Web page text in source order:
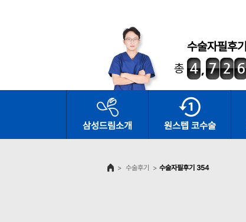
수술자필후기
총
삼성드림소개 원스텝 코수술
> 수술후기 > 수술자필후기 354